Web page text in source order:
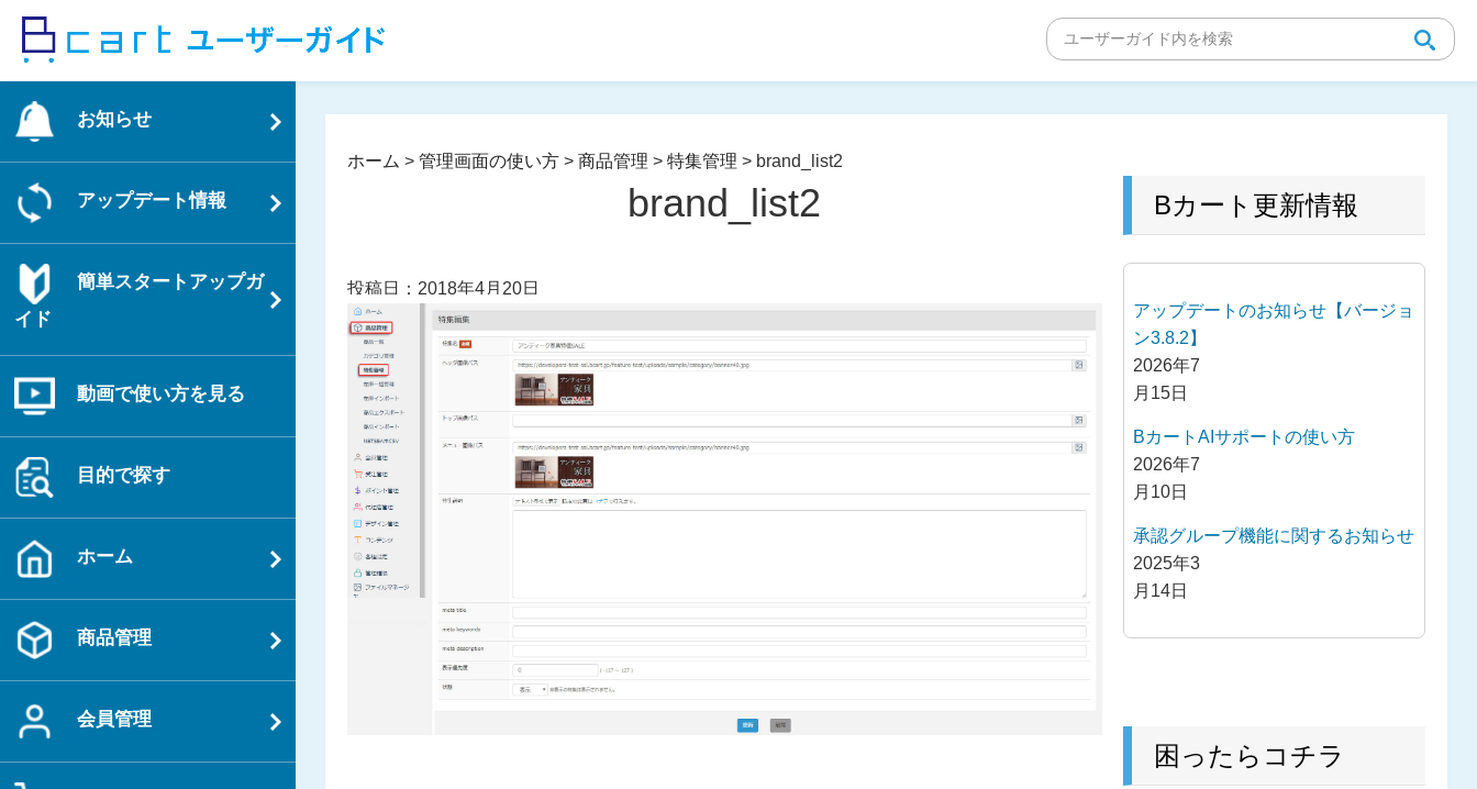
ッ
お知らせ
アップデート情報
簡単スタートアップガ
イド
動画で使い方を見る
目的で探す
ホーム
商品管理
会員管理
ホーム >管理画面の使い方 >商品管理 >特集管理 > brand_list2
brand_list2
投稿日：2018年4月20日
Bカート更新情報
アップデートのお知らせ【バージョ
ン3.8.2】
2026年7
月15日
BカートAIサポートの使い方
2026年7
月10日
承認グループ機能に関するお知らせ
2025年3
月14日
困ったらコチラ